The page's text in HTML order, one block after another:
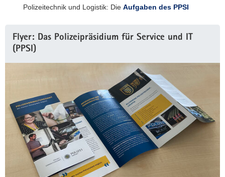
Polizeitechnik und Logistik: Die Aufgaben des PPSI
Flyer: Das Polizeipräsidium für Service und IT
(PPSI)